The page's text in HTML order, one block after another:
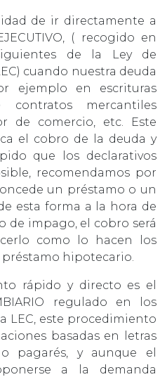
de ir directamente a
( recogido en
de la Ley de
cuando nuestra deuda
ejemplo en escrituras
contratos mercantiles
de comercio, etc. Este
el cobro de la deuda y
que los declarativos
recomendamos por
un préstamo o un
esta forma a la hora de
de impago, el cobro será
como lo hacen los
hipotecario.
rápido y directo es el
regulado en los
LEC, este procedimiento
basadas en letras
pagarés, y aunque el
a la demanda